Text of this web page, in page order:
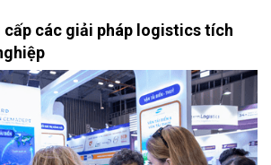
cấp các giải pháp logistics tích